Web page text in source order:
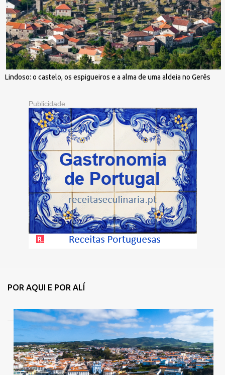
Lindoso: o castelo, os espigueiros e a alma de uma aldeia no Gerês
Publicidade
POR AQUI E POR ALÍ